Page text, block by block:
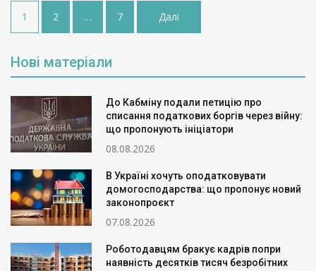
Пагінація
записів
1 2 … 7 Далі
Нові матеріали
До Кабміну подали петицію про
списання податкових боргів через війну:
що пропонують ініціатори
08.08.2026
В Україні хочуть оподатковувати
домогосподарства: що пропонує новий
законопроєкт
07.08.2026
Роботодавцям бракує кадрів попри
наявність десятків тисяч безробітних